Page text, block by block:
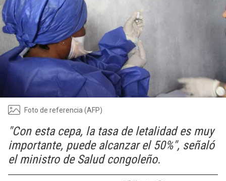
Foto de referencia (AFP)
"Con esta cepa, la tasa de letalidad es muy
importante, puede alcanzar el 50%", señaló
el ministro de Salud congoleño.